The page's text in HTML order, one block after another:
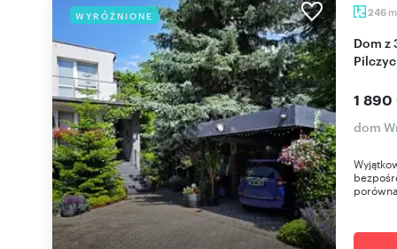
WYRÓŻNIONE 246 m
Dom z 3 niezależnymi mieszkaniami przy Parku
1 890
dom